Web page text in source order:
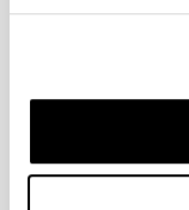
00:00)
Se ha publicado
Convocatoria de
integración en
UPV/EHU
Plazo de